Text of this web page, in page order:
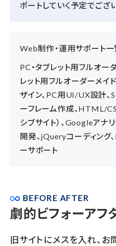
ポートしていく予定でござ
Web制作・運用サポート一
PC・タブレット用フルオー
レット用フルオーダーメ
ザイン、PC用UI/UX設計、
ーフレーム作成、HTML/
シブサイト）、Googleアナ
開発、jQueryコーディング
ーサポート
BEFORE AFTER
劇的ビフォーアフ
旧サイトにメスを入れ、